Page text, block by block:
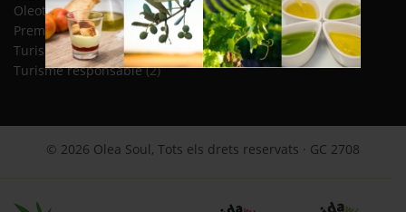
Oleoturisme(13)
Premsa(2)
Turisme gastronòmic(15)
Turisme responsable(2)
© 2026 Olea Soul, Tots els drets reservats · GC 2708